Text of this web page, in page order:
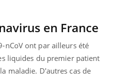
en France
nCoV ont par ailleurs été
liquides du premier patient
maladie. D'autres cas de